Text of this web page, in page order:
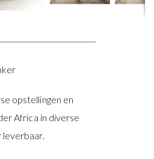
opstellingen en
Africa in diverse
leverbaar.